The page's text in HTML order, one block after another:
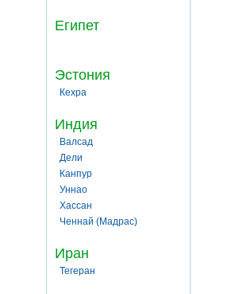
Египет
Эстония
Кехра
Индия
Валсад
Дели
Канпур
Уннао
Хассан
Ченнай (Мадрас)
Иран
Тегеран